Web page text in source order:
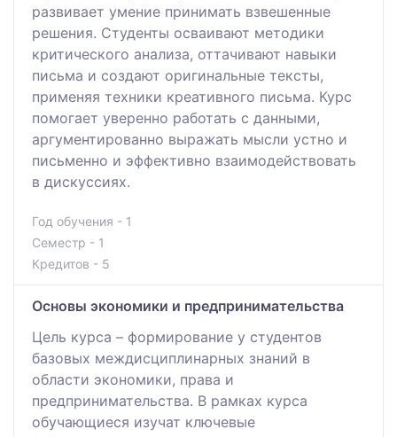
развивает умение принимать взвешенные
решения. Студенты осваивают методики
критического анализа, оттачивают навыки
письма и создают оригинальные тексты,
применяя техники креативного письма. Курс
помогает уверенно работать с данными,
аргументированно выражать мысли устно и
письменно и эффективно взаимодействовать
в дискуссиях.
Год обучения - 1
Семестр - 1
Кредитов - 5
Основы экономики и предпринимательства
Цель курса – формирование у студентов
базовых междисциплинарных знаний в
области экономики, права и
предпринимательства. В рамках курса
обучающиеся изучат ключевые